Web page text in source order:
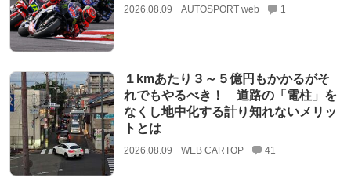
2026.08.09 AUTOSPORT web 1
１kmあたり３～５億円もかかるがそ
れでもやるべき！ 道路の「電柱」を
なくし地中化する計り知れないメリッ
トとは
2026.08.09 WEB CARTOP 41